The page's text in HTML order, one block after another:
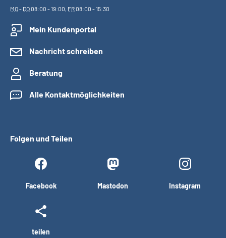
MO- DO08:00 - 19:00, FR08:00 - 15:30
Mein Kundenportal
Nachricht schreiben
Beratung
Alle Kontaktmöglichkeiten
Folgen und Teilen
Facebook Mastodon Instagram
teilen